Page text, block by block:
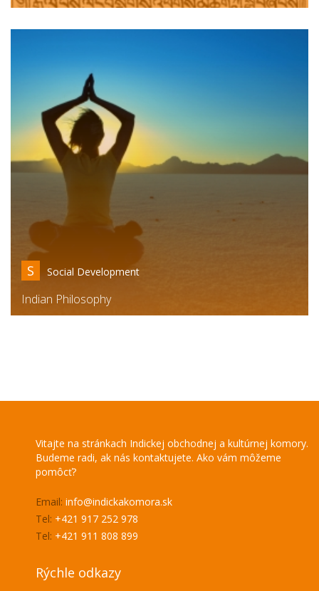
S Social Development
Indian Philosophy
Vitajte na stránkach Indickej obchodnej a kultúrnej komory.
Budeme radi, ak nás kontaktujete. Ako vám môžeme
pomôcť?
Email: info@indickakomora.sk
Tel: +421 917 252 978
Tel: +421 911 808 899
Rýchle odkazy